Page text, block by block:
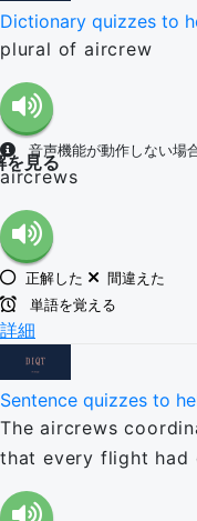
Dictionary quizzes to
plural of aircrew
音声機能が動作しない場
を見る
aircrews
正解した
間違えた
単語を覚える
詳細
Sentence quizzes to
The aircrews
that every flight had